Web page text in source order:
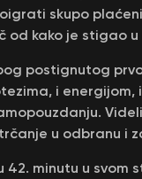
skupo
od kako je stigao u
postignutog
i
u odbranu i
42. minutu u svom